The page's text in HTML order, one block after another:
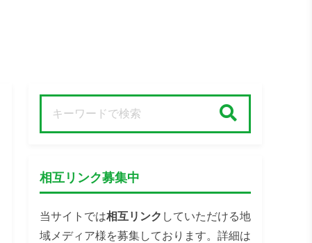
相互リンク募集中
当サイトでは相互リンク していただける地
域メディア様を募集しております。詳細は